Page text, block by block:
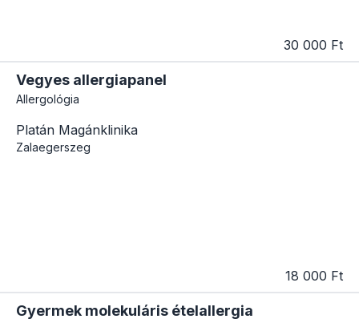
30 000 Ft
Vegyes allergiapanel
Allergológia
Platán Magánklinika
Zalaegerszeg
18 000 Ft
Gyermek molekuláris ételallergia